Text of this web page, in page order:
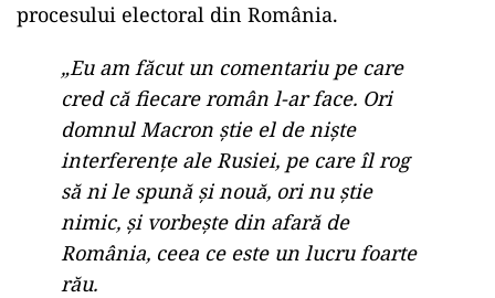
procesului electoral din România.
„Eu am făcut un comentariu pe care
cred că fiecare român l-ar face. Ori
domnul Macron știe el de niște
interferențe ale Rusiei, pe care îl rog
să ni le spună și nouă, ori nu știe
nimic, și vorbește din afară de
România, ceea ce este un lucru foarte
rău.